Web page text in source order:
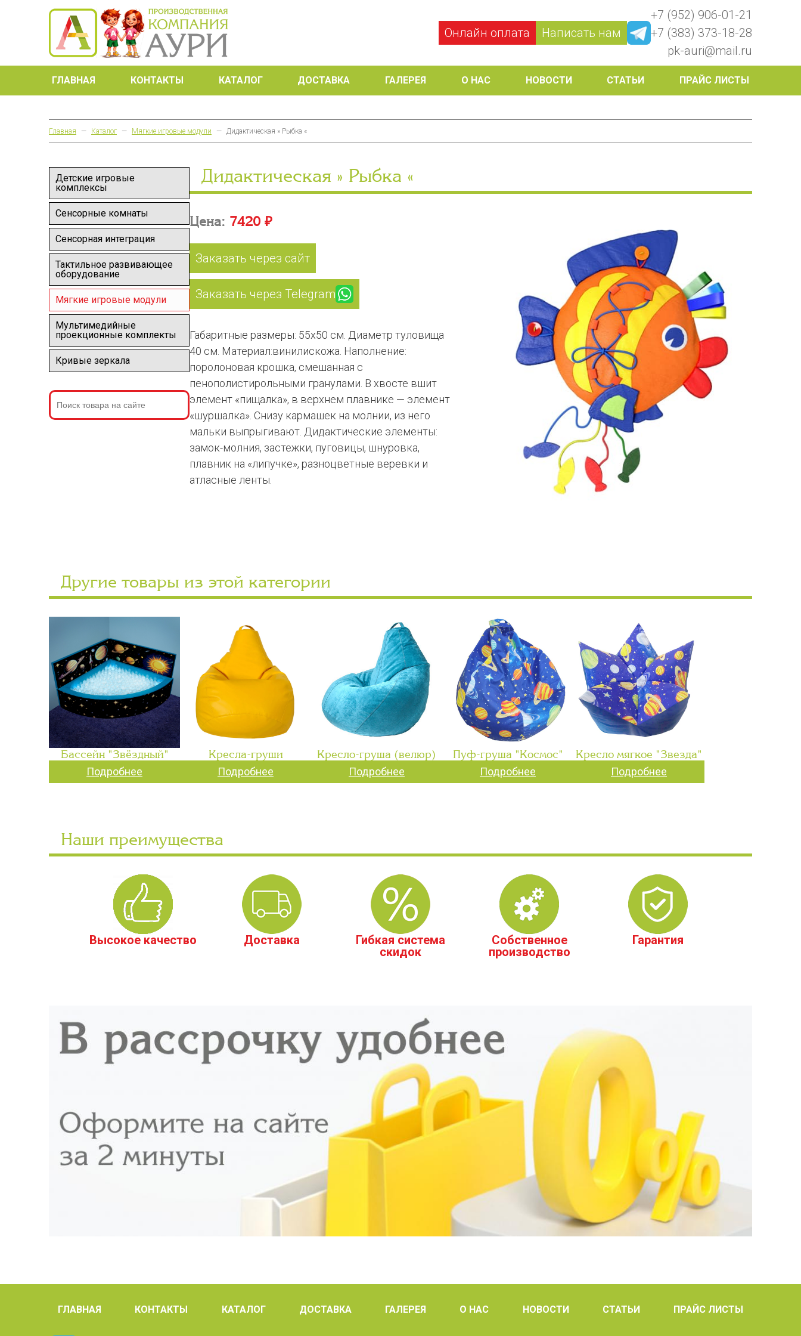
Онлайн оплата Написать нам
+7 (952) 906-01-21
+7 (383) 373-18-28
pk-auri@mail.ru
ГЛАВНАЯ КОНТАКТЫ КАТАЛОГ ДОСТАВКА ГАЛЕРЕЯ О НАС НОВОСТИ СТАТЬИ ПРАЙС ЛИСТЫ
Главная — Каталог — Мягкие игровые модули — Дидактическая » Рыбка «
Детские игровые
комплексы
Сенсорные комнаты
Сенсорная интеграция
Тактильное развивающее
оборудование
Мягкие игровые модули
Мультимедийные
проекционные комплекты
Кривые зеркала
Дидактическая » Рыбка «
Цена: 7420 ₽
Заказать через сайт
Заказать через Telegram
Габаритные размеры: 55х50 см. Диаметр туловища
40 см. Материал:винилискожа. Наполнение:
поролоновая крошка, смешанная с
пенополистирольными гранулами. В хвосте вшит
элемент «пищалка», в верхнем плавнике — элемент
«шуршалка». Снизу кармашек на молнии, из него
мальки выпрыгивают. Дидактические элементы:
замок-молния, застежки, пуговицы, шнуровка,
плавник на «липучке», разноцветные веревки и
атласные ленты.
Другие товары из этой категории
Бассейн "Звёздный"
Подробнее
Кресла-груши
Подробнее
Кресло-груша (велюр)
Подробнее
Пуф-груша "Космос"
Подробнее
Кресло мягкое "Звезда"
Подробнее
Наши преимущества
Высокое качество Доставка
Гибкая система
скидок
Собственное
производство
Гарантия
ГЛАВНАЯ КОНТАКТЫ КАТАЛОГ ДОСТАВКА ГАЛЕРЕЯ О НАС НОВОСТИ СТАТЬИ ПРАЙС ЛИСТЫ